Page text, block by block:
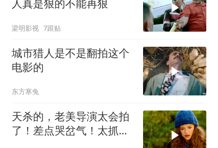
人真是狠的不能再狠
梁明影视 7跟贴
城市猎人是不是翻拍这个
电影的
东方寒兔
天杀的，老美导演太会拍
了！差点哭岔气！太抓心